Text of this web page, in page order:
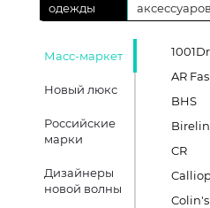
одежды
аксессуаров
Масс-маркет
Новый люкс
Российские
марки
Дизайнеры
новой волны
AR
BHS
Birelin
CR
Colin's